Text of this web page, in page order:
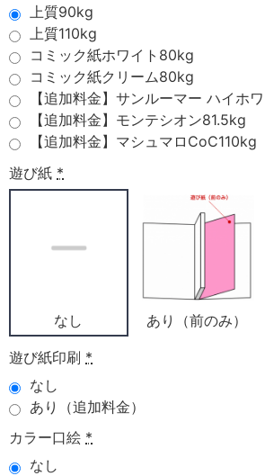
上質90kg
上質110kg
コミック紙ホワイト80kg
コミック紙クリーム80kg
【追加料金】サンルーマー ハイホ
【追加料金】モンテシオン81.5kg
【追加料金】マシュマロCoC110kg
遊び紙 *
なし あり（前のみ）
遊び紙印刷 *
なし
あり（追加料金）
カラー口絵 *
なし